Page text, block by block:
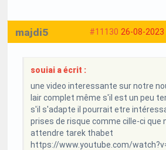
#11130 26-08-2023
majdi5
souiai a écrit :
une video interessante sur notre
lair complet même s'il est un peu
s'il s'adapte il pourrait etre
prises de risque comme cille-ci que
attendre tarek thabet
https://www.youtube.com/